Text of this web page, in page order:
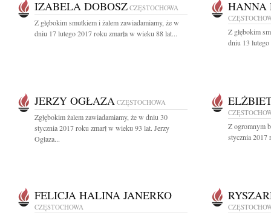
IZABELA DOBOSZ CZĘSTOCHOWA
Z głębokim smutkiem i żalem zawiadamiamy, że w
dniu 17 lutego 2017 roku zmarła w wieku 88 lat...
HANNA
Z głębokim
dniu 13
JERZY OGŁAZA CZĘSTOCHOWA
Zgłębokim żalem zawiadamiamy, że w dniu 30
stycznia 2017 roku zmarł w wieku 93 lat. Jerzy
Ogłaza...
Z ogromnym
stycznia 2017
FELICJA HALINA JANERKO
CZĘSTOCHOWA